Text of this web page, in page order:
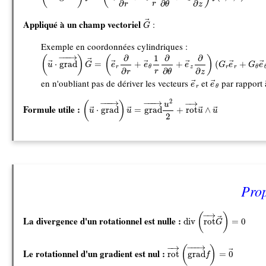
∂r r ∂θ
∂z
Appliqué à un champ vectoriel →
G
G→:
Exemple en coordonnées cylindriques :
( →
u ⋅
−−−→
grad) →
G = ( →
er
∂
∂r
+ →
eθ
1
r
∂
∂θ
+ →
e z
∂
∂z ) (Gr→
e r + Gθ→
e
(u→⋅grad→ )G→=(e→r∂∂ r+e→θ1r∂∂θ + →z ∂
en n'oubliant pas de dériver les vecteurs →
e r
e→r
et→
e θ
e→θ
par rapport
Formule utile : ( →
u ⋅
−−−→
grad) →
u =
−−−→
grad
u2
2
+
−→
rot→
u ∧ →
u
u grad→ grad → rot
La divergence d'un rotationnel est nulle : div (−→
rot →
G) = 0
rot → G→
Le rotationnel d'un gradient est nul : −→
rot (−−−→
gradf) = →
0
rot →( grad →